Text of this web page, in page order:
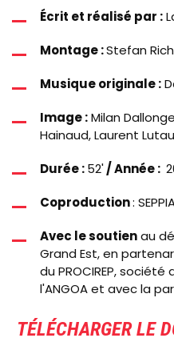
Écrit et réalisé par :
Montage :Stefan
Musique originale:
Image :Milan
Hainaud, Laurent
Durée :52'/ Année :
Coproduction:
Avec le soutienau
Grand Est, en
du PROCIREP,
l'ANGOA et avec la
TÉLÉCHARGER LE